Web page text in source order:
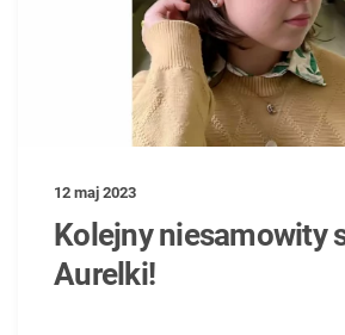
12 maj 2023
Kolejny niesamowity
Aurelki!